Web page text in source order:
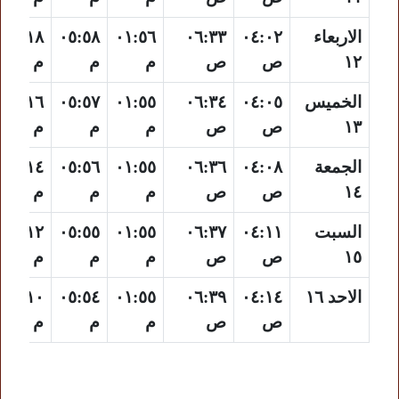
الاربعاء
١٢
٠٤:٠٢
ص
٠٦:٣٣
ص
٠١:٥٦
م
٠٥:٥٨
م
٠٩:١٨
م
الخميس
١٣
٠٤:٠٥
ص
٠٦:٣٤
ص
٠١:٥٥
م
٠٥:٥٧
م
٠٩:١٦
م
الجمعة
١٤
٠٤:٠٨
ص
٠٦:٣٦
ص
٠١:٥٥
م
٠٥:٥٦
م
٠٩:١٤
م
السبت
١٥
٠٤:١١
ص
٠٦:٣٧
ص
٠١:٥٥
م
٠٥:٥٥
م
٠٩:١٢
م
الاحد ١٦
٠٤:١٤
ص
٠٦:٣٩
ص
٠١:٥٥
م
٠٥:٥٤
م
٠٩:١٠
م